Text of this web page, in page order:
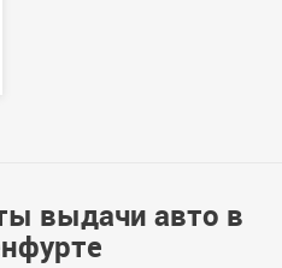
выдачи авто в